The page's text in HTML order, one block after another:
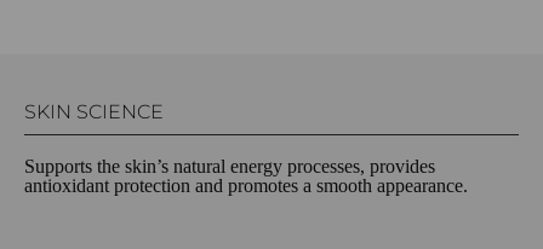
SKIN SCIENCE
Supports the skin’s natural energy processes, provides
antioxidant protection and promotes a smooth appearance.